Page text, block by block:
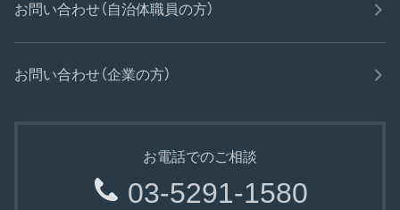
お問い合わせ（自治体職員の方）
お問い合わせ（企業の方）
お電話でのご相談
03-5291-1580